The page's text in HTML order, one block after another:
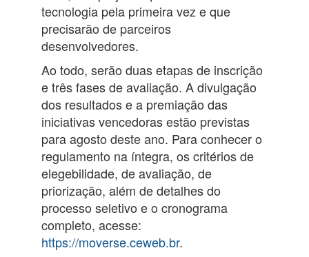
tecnologia pela primeira vez e que
precisarão de parceiros
desenvolvedores.
Ao todo, serão duas etapas de inscrição
e três fases de avaliação. A divulgação
dos resultados e a premiação das
iniciativas vencedoras estão previstas
para agosto deste ano. Para conhecer o
regulamento na íntegra, os critérios de
elegebilidade, de avaliação, de
priorização, além de detalhes do
processo seletivo e o cronograma
completo, acesse:
https://moverse.ceweb.br.